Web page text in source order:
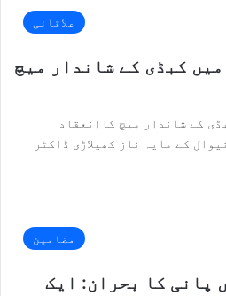
علاقائی
کبڈی کے شاندار میچ
کے شاندار میچ کاانعقاد
کے مایہ ناز کھیلاڑی ڈاکٹر
مضامین
پانی کا بحران: ایک